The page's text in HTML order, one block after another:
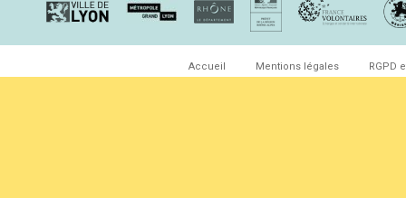
Accueil Mentions légales RGPD